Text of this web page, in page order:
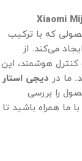
Xiaomi
که با ترکیب
می‌کند. از
کنترل هوشمند، این
ما در دیجی استار
را بررسی
ما همراه باشید تا